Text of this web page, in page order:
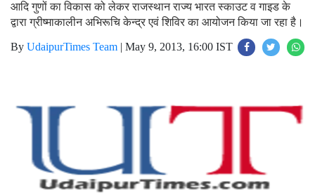
आदि गुणों का विकास को लेकर राजस्थान राज्य भारत स्काउट व गाइड के
द्वारा ग्रीष्माकालीन अभिरूचि केन्द्र एवं शिविर का आयोजन किया जा रहा है।
By UdaipurTimes Team | May 9, 2013, 16:00 IST